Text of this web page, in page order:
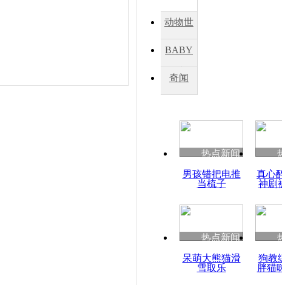
动物世
BABY
秀
奇闻
热点新闻
男孩错把电推
当梳子
真心
神剧
热点新闻
呆萌大熊猫滑
雪取乐
狗教
胖猫